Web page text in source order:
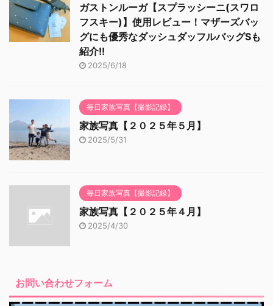
ガストンルーガ【スプラッシーニ(スワロ
フスキー)】使用レビュー！マザーズバッ
グにも優秀なダッシュダッフルバッグSも
紹介!!
2025/6/18
毎日家族写真【撮影記録】
家族写真【２０２５年５月】
2025/5/31
毎日家族写真【撮影記録】
家族写真【２０２５年４月】
2025/4/30
お問い合わせフォーム